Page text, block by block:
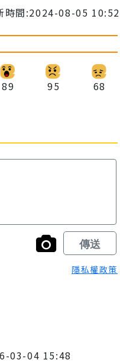
時間:2024-08-05 10:52
89 95 68
隱私權政策
03-04 15:48